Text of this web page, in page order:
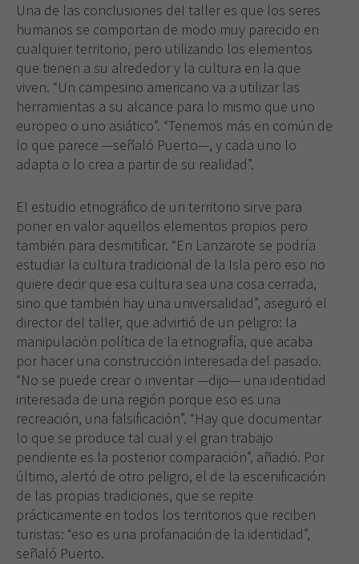
Una de las conclusiones del taller es que los seres
humanos se comportan de modo muy parecido en
cualquier territorio, pero utilizando los elementos
que tienen a su alrededor y la cultura en la que
viven. “Un campesino americano va a utilizar las
herramientas a su alcance para lo mismo que uno
europeo o uno asiático”. “Tenemos más en común de
lo que parece —señaló Puerto—, y cada uno lo
adapta o lo crea a partir de su realidad”.
El estudio etnográfico de un territorio sirve para
poner en valor aquellos elementos propios pero
también para desmitificar. “En Lanzarote se podría
estudiar la cultura tradicional de la Isla pero eso no
quiere decir que esa cultura sea una cosa cerrada,
sino que también hay una universalidad”, aseguró el
director del taller, que advirtió de un peligro: la
manipulación política de la etnografía, que acaba
por hacer una construcción interesada del pasado.
“No se puede crear o inventar —dijo— una identidad
interesada de una región porque eso es una
recreación, una falsificación”. “Hay que documentar
lo que se produce tal cual y el gran trabajo
pendiente es la posterior comparación”, añadió. Por
último, alertó de otro peligro, el de la escenificación
de las propias tradiciones, que se repite
prácticamente en todos los territorios que reciben
turistas: “eso es una profanación de la identidad”,
señaló Puerto.